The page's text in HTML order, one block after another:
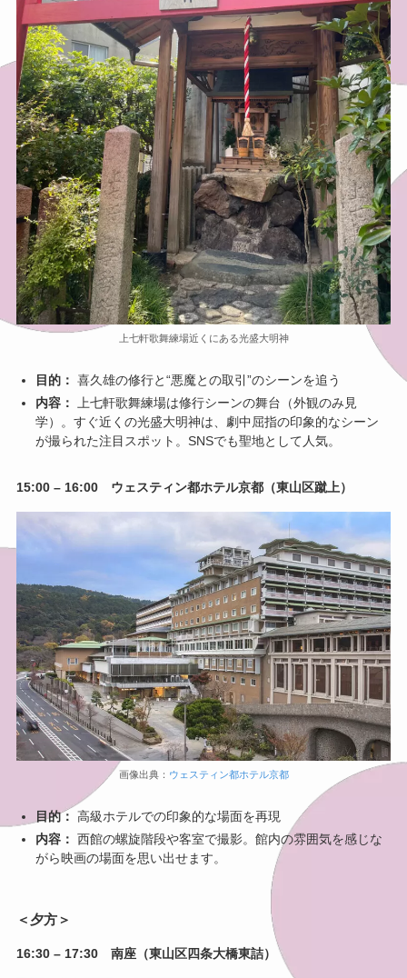
上七軒歌舞練場近くにある光盛大明神
目的： 喜久雄の修行と“悪魔との取引”のシーンを追う
内容：
上七軒歌舞練場は修行シーンの舞台（外観のみ見
学）。すぐ近くの光盛大明神は、劇中屈指の印象的なシーン
が撮られた注目スポット。SNSでも聖地として人気。
15:00 – 16:00 ウェスティン都ホテル京都（東山区蹴上）
画像出典： ウェスティン都ホテル京都
目的： 高級ホテルでの印象的な場面を再現
内容： 西館の螺旋階段や客室で撮影。館内の雰囲気を感じな
がら映画の場面を思い出せます。
＜夕方＞
16:30 – 17:30 南座（東山区四条大橋東詰）